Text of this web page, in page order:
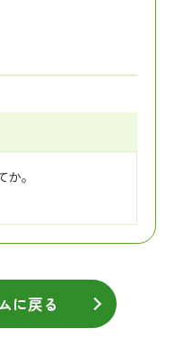
。
に戻る